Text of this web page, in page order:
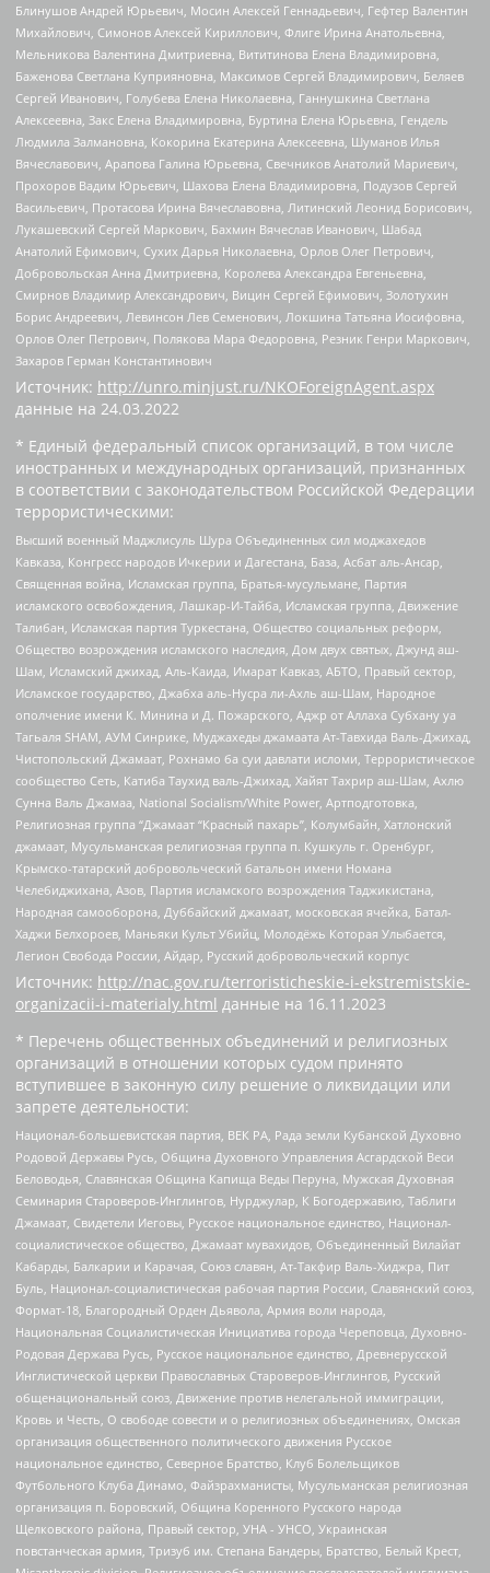
Блинушов Андрей Юрьевич, Мосин Алексей Геннадьевич, Гефтер Валентин
Михайлович, Симонов Алексей Кириллович, Флиге Ирина Анатольевна,
Мельникова Валентина Дмитриевна, Вититинова Елена Владимировна,
Баженова Светлана Куприяновна, Максимов Сергей Владимирович, Беляев
Сергей Иванович, Голубева Елена Николаевна, Ганнушкина Светлана
Алексеевна, Закс Елена Владимировна, Буртина Елена Юрьевна, Гендель
Людмила Залмановна, Кокорина Екатерина Алексеевна, Шуманов Илья
Вячеславович, Арапова Галина Юрьевна, Свечников Анатолий Мариевич,
Прохоров Вадим Юрьевич, Шахова Елена Владимировна, Подузов Сергей
Васильевич, Протасова Ирина Вячеславовна, Литинский Леонид Борисович,
Лукашевский Сергей Маркович, Бахмин Вячеслав Иванович, Шабад
Анатолий Ефимович, Сухих Дарья Николаевна, Орлов Олег Петрович,
Добровольская Анна Дмитриевна, Королева Александра Евгеньевна,
Смирнов Владимир Александрович, Вицин Сергей Ефимович, Золотухин
Борис Андреевич, Левинсон Лев Семенович, Локшина Татьяна Иосифовна,
Орлов Олег Петрович, Полякова Мара Федоровна, Резник Генри Маркович,
Захаров Герман Константинович
Источник: http://unro.minjust.ru/NKOForeignAgent.aspx
данные на 24.03.2022
* Единый федеральный список организаций, в том числе
иностранных и международных организаций, признанных
в соответствии с законодательством Российской Федерации
террористическими:
Высший военный Маджлисуль Шура Объединенных сил моджахедов
Кавказа, Конгресс народов Ичкерии и Дагестана, База, Асбат аль-Ансар,
Священная война, Исламская группа, Братья-мусульмане, Партия
исламского освобождения, Лашкар-И-Тайба, Исламская группа, Движение
Талибан, Исламская партия Туркестана, Общество социальных реформ,
Общество возрождения исламского наследия, Дом двух святых, Джунд аш-
Шам, Исламский джихад, Аль-Каида, Имарат Кавказ, АБТО, Правый сектор,
Исламское государство, Джабха аль-Нусра ли-Ахль аш-Шам, Народное
ополчение имени К. Минина и Д. Пожарского, Аджр от Аллаха Субхану уа
Тагьаля SHAM, АУМ Синрике, Муджахеды джамаата Ат-Тавхида Валь-Джихад,
Чистопольский Джамаат, Рохнамо ба суи давлати исломи, Террористическое
сообщество Сеть, Катиба Таухид валь-Джихад, Хайят Тахрир аш-Шам, Ахлю
Сунна Валь Джамаа, National Socialism/White Power, Артподготовка,
Религиозная группа “Джамаат “Красный пахарь”, Колумбайн, Хатлонский
джамаат, Мусульманская религиозная группа п. Кушкуль г. Оренбург,
Крымско-татарский добровольческий батальон имени Номана
Челебиджихана, Азов, Партия исламского возрождения Таджикистана,
Народная самооборона, Дуббайский джамаат, московская ячейка, Батал-
Хаджи Белхороев, Маньяки Культ Убийц, Молодёжь Которая Улыбается,
Легион Свобода России, Айдар, Русский добровольческий корпус
Источник: http://nac.gov.ru/terroristicheskie-i-ekstremistskie-
organizacii-i-materialy.html данные на 16.11.2023
* Перечень общественных объединений и религиозных
организаций в отношении которых судом принято
вступившее в законную силу решение о ликвидации или
запрете деятельности:
Национал-большевистская партия, ВЕК РА, Рада земли Кубанской Духовно
Родовой Державы Русь, Община Духовного Управления Асгардской Веси
Беловодья, Славянская Община Капища Веды Перуна, Мужская Духовная
Семинария Староверов-Инглингов, Нурджулар, К Богодержавию, Таблиги
Джамаат, Свидетели Иеговы, Русское национальное единство, Национал-
социалистическое общество, Джамаат мувахидов, Объединенный Вилайат
Кабарды, Балкарии и Карачая, Союз славян, Ат-Такфир Валь-Хиджра, Пит
Буль, Национал-социалистическая рабочая партия России, Славянский союз,
Формат-18, Благородный Орден Дьявола, Армия воли народа,
Национальная Социалистическая Инициатива города Череповца, Духовно-
Родовая Держава Русь, Русское национальное единство, Древнерусской
Инглистической церкви Православных Староверов-Инглингов, Русский
общенациональный союз, Движение против нелегальной иммиграции,
Кровь и Честь, О свободе совести и о религиозных объединениях, Омская
организация общественного политического движения Русское
национальное единство, Северное Братство, Клуб Болельщиков
Футбольного Клуба Динамо, Файзрахманисты, Мусульманская религиозная
организация п. Боровский, Община Коренного Русского народа
Щелковского района, Правый сектор, УНА - УНСО, Украинская
повстанческая армия, Тризуб им. Степана Бандеры, Братство, Белый Крест,